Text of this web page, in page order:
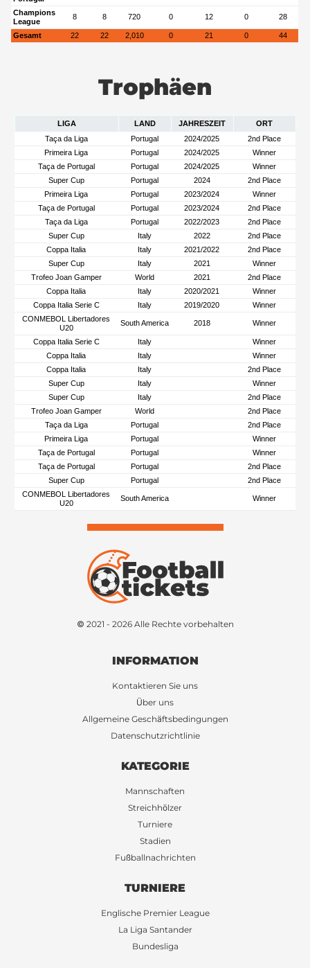
Champions
League
8 8 720 0 12 0 28
Gesamt 22 22 2,010 0 21 0 44
Trophäen
LIGA LAND JAHRESZEIT
ORT
Taça da Liga
Portugal 2024/2025
2nd Place
Primeira Liga
Portugal 2024/2025
Winner
Taça de Portugal
Portugal 2024/2025
Winner
Super Cup
Portugal 2024
2nd Place
Primeira Liga
Portugal 2023/2024
Winner
Taça de Portugal
Portugal 2023/2024
2nd Place
Taça da Liga
Portugal 2022/2023
2nd Place
Super Cup
Italy 2022
2nd Place
Coppa Italia
Italy 2021/2022
2nd Place
Super Cup
Italy 2021
Winner
Trofeo Joan Gamper
World 2021
2nd Place
Coppa Italia
Italy 2020/2021
Winner
Coppa Italia Serie C
Italy 2019/2020
Winner
CONMEBOL Libertadores
U20
South America 2018 Winner
Coppa Italia Serie C Italy
Winner
Coppa Italia
Italy
Winner
Coppa Italia
Italy
2nd Place
Super Cup
Italy
Winner
Super Cup
Italy
2nd Place
Trofeo Joan Gamper
World
2nd Place
Taça da Liga
Portugal
2nd Place
Primeira Liga
Portugal
Winner
Taça de Portugal
Portugal
Winner
Taça de Portugal
Portugal
2nd Place
Super Cup
Portugal
2nd Place
CONMEBOL Libertadores
U20
South America Winner
© 2021 - 2026 Alle Rechte vorbehalten
INFORMATION
Kontaktieren Sie uns
Über uns
Allgemeine Geschäftsbedingungen
Datenschutzrichtlinie
KATEGORIE
Mannschaften
Streichhölzer
Turniere
Stadien
Fußballnachrichten
TURNIERE
Englische Premier League
La Liga Santander
Bundesliga